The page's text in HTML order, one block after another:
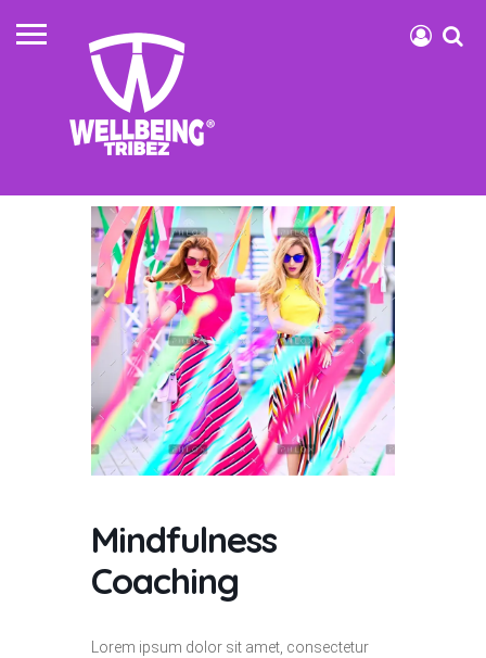
Mindfulness
Coaching
Lorem ipsum dolor sit amet, consectetur